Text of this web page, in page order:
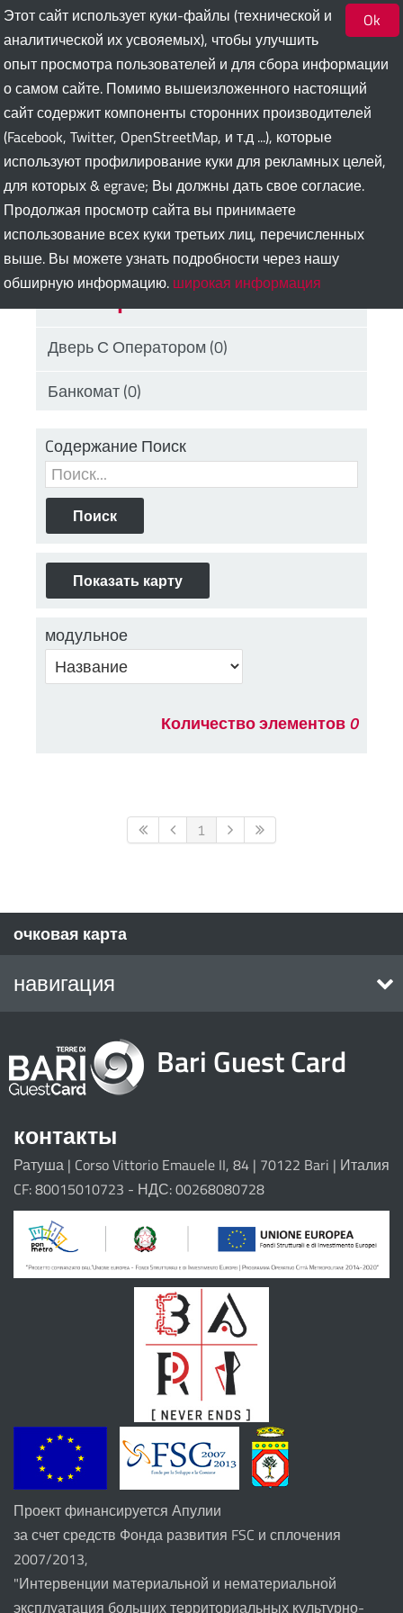
Ok
Этот сайт использует куки-файлы (технической и
аналитической их усвояемых), чтобы улучшить
опыт просмотра пользователей и для сбора информации
о самом сайте. Помимо вышеизложенного настоящий
сайт содержит компоненты сторонних производителей
(Facebook, Twitter, OpenStreetMap, и т.д ...), которые
используют профилирование куки для рекламных целей,
для которых & egrave; Вы должны дать свое согласие.
Продолжая просмотр сайта вы принимаете
использование всех куки третьих лиц, перечисленных
выше. Вы можете узнать подробности через нашу
обширную информацию. широкая информация
Bari Guest Card
ITA ENG DEU SPA FRA RUS
поиск
Cодержание Поиск
модульное
Количество элементов0
1
очковая карта
навигация
достопримечательности
Eventi
маршруты
Il progetto
Bari Guest Card
контакты
Ратуша | Corso Vittorio Emauele II, 84 | 70122 Bari | Италия
CF: 80015010723 - НДС: 00268080728
Проект финансируется Апулии
за счет средств Фонда развития FSC и сплочения
2007/2013,
"Интервенции материальной и нематериальной
эксплуатация больших территориальных культурно-